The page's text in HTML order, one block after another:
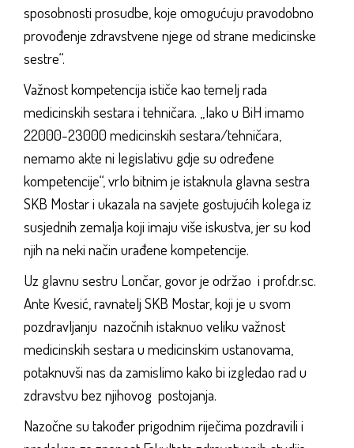
sposobnosti prosudbe, koje omogućuju pravodobno
provođenje zdravstvene njege od strane medicinske
sestre“.
Važnost kompetencija ističe kao temelj rada
medicinskih sestara i tehničara. „Iako u BiH imamo
22000-23000 medicinskih sestara/tehničara,
nemamo akte ni legislativu gdje su određene
kompetencije“, vrlo bitnim je istaknula glavna sestra
SKB Mostar i ukazala na savjete gostujućih kolega iz
susjednih zemalja koji imaju više iskustva, jer su kod
njih na neki način urađene kompetencije.
Uz glavnu sestru Lončar, govor je održao i prof.dr.sc.
Ante Kvesić, ravnatelj SKB Mostar, koji je u svom
pozdravljanju nazočnih istaknuo veliku važnost
medicinskih sestara u medicinskim ustanovama,
potaknuvši nas da zamislimo kako bi izgledao rad u
zdravstvu bez njihovog postojanja.
Nazočne su također prigodnim riječima pozdravili i